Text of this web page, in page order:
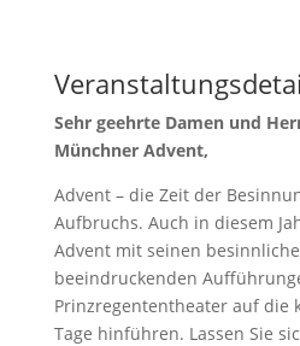
Sehr geehrte Damen und
Münchner Advent,
Advent – die Zeit der
Aufbruchs. Auch in diesem
Advent mit seinen
beeindruckenden
Prinzregententheater auf die
Tage hinführen. Lassen Sie